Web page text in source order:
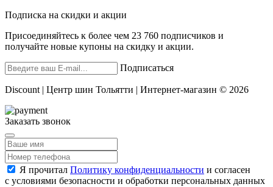
Подписка на скидки и акции
Присоединяйтесь к более чем 23 760 подписчиков и
получайте новые купоны на скидку и акции.
Подписаться
Discount | Центр шин Тольятти | Интернет-магазин © 2026
Заказать звонок
Я прочитал Политику конфиденциальности и согласен
с условиями безопасности и обработки персональных данных